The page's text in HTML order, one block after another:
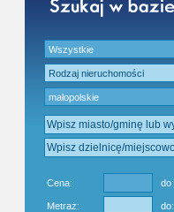
Cena: do:
Metraż: do: